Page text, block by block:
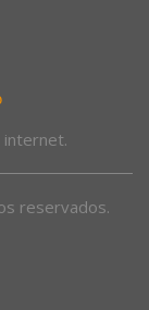
internet.
reservados.